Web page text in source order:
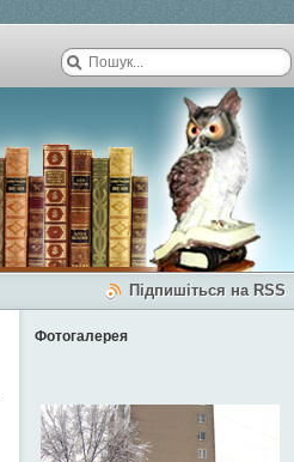
Підпишіться на RSS
Фотогалерея